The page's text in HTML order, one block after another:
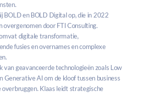
BOLD en BOLD Digital op, die in 2022
overgenomen door FTI Consulting.
digitale transformatie,
fusies en overnames en complexe
van geavanceerde technologieën zoals Low
Generative AI om de kloof tussen business
overbruggen. Klaas leidt strategische